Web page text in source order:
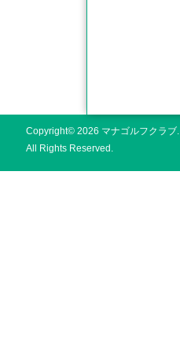
Copyright© 2026 マナゴルフクラブ.
All Rights Reserved.